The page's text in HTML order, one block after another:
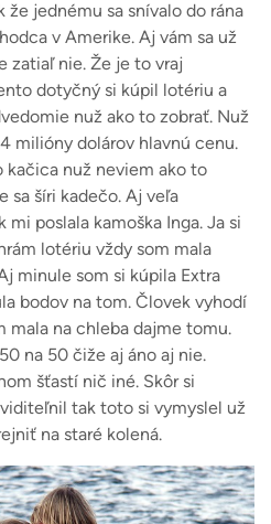
jednému sa snívalo do rána
v Amerike. Aj vám sa už
zatiaľ nie. Že je to vraj
dotyčný si kúpil lotériu a
nuž ako to zobrať. Nuž
milióny dolárov hlavnú cenu.
kačica nuž neviem ako to
sa šíri kadečo. Aj veľa
poslala kamoška Inga. Ja si
lotériu vždy som mala
minule som si kúpila Extra
bodov na tom. Človek vyhodí
mala na chleba dajme tomu.
na 50 čiže aj áno aj nie.
šťastí nič iné. Skôr si
tak toto si vymyslel už
na staré kolená.